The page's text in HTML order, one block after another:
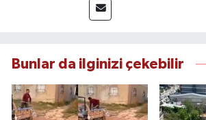
deneyimiyle hızlı ve
odaklanan Keklik,
Bunlar da ilginizi çekebilir